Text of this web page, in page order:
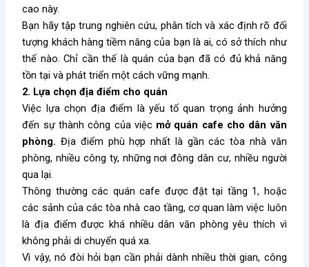
cao này.
Bạn hãy tập trung nghiên cứu, phân tích và xác định rõ đối
tượng khách hàng tiềm năng của bạn là ai, có sở thích như
thế nào. Chỉ cần thế là quán của bạn đã có đủ khả năng
tồn tại và phát triển một cách vững mạnh.
2. Lựa chọn địa điểm cho quán
Việc lựa chọn địa điểm làyếu tố quan trọng ảnh hưởng
đến sự thành công của việc mở quán cafe cho dân văn
phòng. Địa điểm phù hợp nhất là gần các tòa nhà văn
phòng, nhiều công ty, những nơi đông dân cư, nhiều người
qua lại.
Thông thường các quán cafe được đặt tại tầng 1, hoặc
các sảnh của các tòa nhà cao tầng, cơ quan làm việc luôn
là địa điểm được khá nhiều dân văn phòng yêu thích vì
không phải di chuyển quá xa.
Vì vậy, nó đòi hỏi bạn cần phải dành nhiều thời gian, công